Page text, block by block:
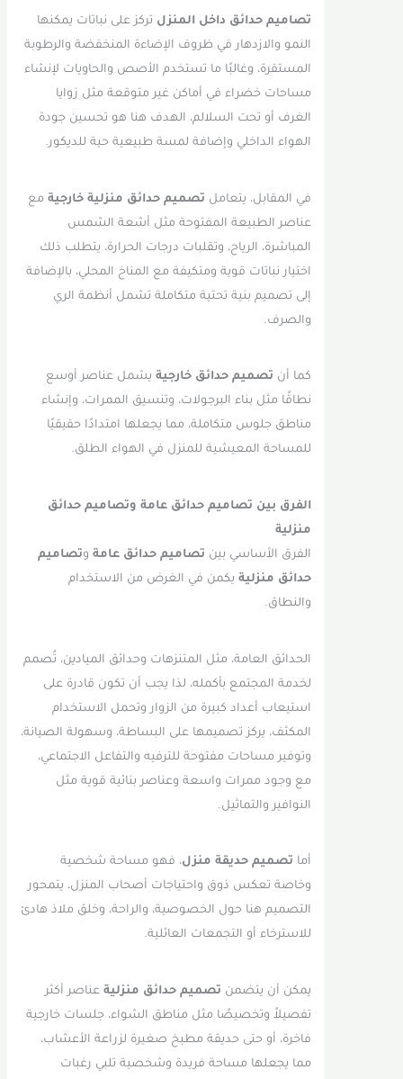
تصاميم حدائق داخل المنزلتركز على نباتات يمكنها
النمو والازدهار في ظروف الإضاءة المنخفضة والرطوبة
المستقرة، وغالبًا ما تستخدم الأصص والحاويات لإنشاء
مساحات خضراء في أماكن غير متوقعة مثل زوايا
الغرف أو تحت السلالم، الهدف هنا هو تحسين جودة
الهواء الداخلي وإضافة لمسة طبيعية حية للديكور.
في المقابل، يتعاملتصميم حدائق منزلية خارجيةمع
عناصر الطبيعة المفتوحة مثل أشعة الشمس
المباشرة، الرياح، وتقلبات درجات الحرارة، يتطلب ذلك
اختيار نباتات قوية ومتكيفة مع المناخ المحلي، بالإضافة
إلى تصميم بنية تحتية متكاملة تشمل أنظمة الري
والصرف.
كما أنتصميم حدائق خارجيةيشمل عناصر أوسع
نطاقًا مثل بناء البرجولات، وتنسيق الممرات، وإنشاء
مناطق جلوس متكاملة، مما يجعلها امتدادًا حقيقيًا
للمساحة المعيشية للمنزل في الهواء الطلق.
الفرق بين تصاميم حدائق عامة وتصاميم حدائق
منزلية
الفرق الأساسي بينتصاميم حدائق عامة وتصاميم
حدائق منزليةيكمن في الغرض من الاستخدام
والنطاق.
الحدائق العامة، مثل المتنزهات وحدائق الميادين، تُصمم
لخدمة المجتمع بأكمله، لذا يجب أن تكون قادرة على
استيعاب أعداد كبيرة من الزوار وتحمل الاستخدام
المكثف، يركز تصميمها على البساطة، وسهولة الصيانة،
وتوفير مساحات مفتوحة للترفيه والتفاعل الاجتماعي،
مع وجود ممرات واسعة وعناصر بنائية قوية مثل
النوافير والتماثيل.
تصميم حديقة منزل، فهو مساحة شخصية
وخاصة تعكس ذوق واحتياجات أصحاب المنزل، يتمحور
التصميم هنا حول الخصوصية، والراحة، وخلق ملاذ هادئ
للاسترخاء أو التجمعات العائلية.
يمكن أن يتضمنتصميم حدائق منزليةعناصر أكثر
تفصيلاً وتخصيصًا مثل مناطق الشواء، جلسات خارجية
فاخرة، أو حتى حديقة مطبخ صغيرة لزراعة الأعشاب،
مما يجعلها مساحة فريدة وشخصية تلبي رغبات